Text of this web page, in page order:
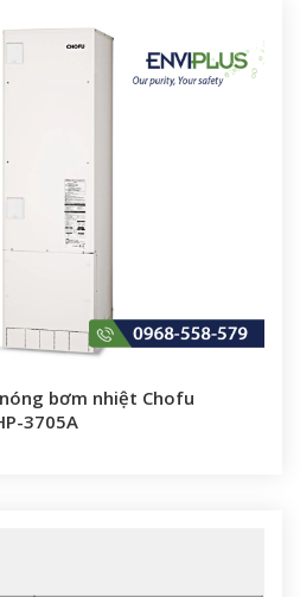
bơm nhiệt Chofu
3705A